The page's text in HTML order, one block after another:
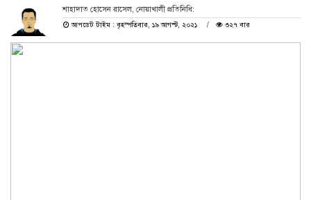
শাহাদাত হোসেন রাসেল, নোয়াখালী প্রতিনিধি:
আপডেট টাইম : বৃহস্পতিবার, ১৯ আগস্ট, ২০২১
৩২৭ বার